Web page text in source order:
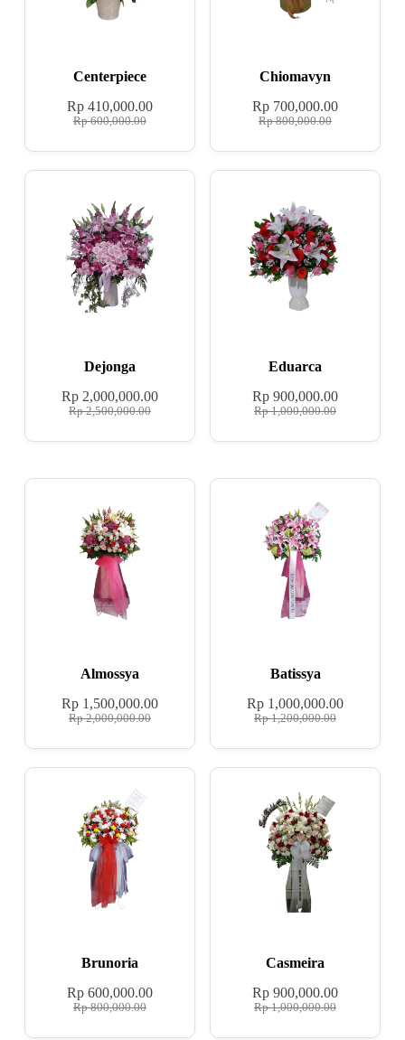
Centerpiece
Rp600,000.00
Rp410,000.00
Chiomavyn
Rp800,000.00
Rp 700,000.00
Dejonga
Rp2,500,000.00
Rp2,000,000.00
Eduarca
Rp1,000,000.00
Rp 900,000.00
Almossya
Rp2,000,000.00
Rp1,500,000.00
Batissya
Rp1,200,000.00
Rp 1,000,000.00
Brunoria
Rp800,000.00
Rp600,000.00
Casmeira
Rp1,000,000.00
Rp 900,000.00